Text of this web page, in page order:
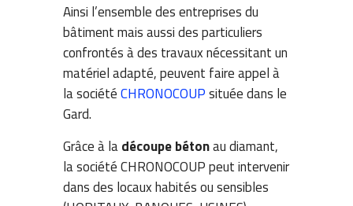
Ainsi l’ensemble des entreprises du
bâtiment mais aussi des particuliers
confrontés à des travaux nécessitant un
matériel adapté, peuvent faire appel à
la sociétéCHRONOCOUPsituée dans le
Gard.
Grâce à ladécoupe bétonau diamant,
la société CHRONOCOUP peut intervenir
dans des locaux habités ou sensibles